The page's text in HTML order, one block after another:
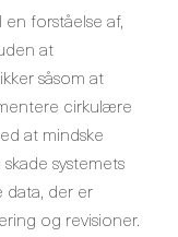
forståelse af,
at
såsom at
cirkulære
at mindske
systemets
data, der er
og revisioner.